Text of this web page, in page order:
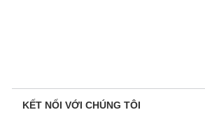
KẾT NỐI VỚI CHÚNG TÔI